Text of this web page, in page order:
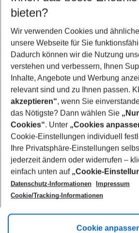
09.08.26– 07.08.27 5-8 Nächte
2 Erwachsene Keine Kinder
Mehr Filter
Footer
Footer navigation
Über uns
AGB
Cookie-Einstellungen ändern
Cookie-Richtlinie
Datenschutz
Service & Hilfe
Barrierefreies Reisen
Check-in
Flugbeschränkungen
Folgen Sie uns
bieten?
Wir verwenden Cookies und
unsere Webseite für Sie
Dadurch können wir die Nutzung
verstehen und verbessern, Ihnen
Inhalte, Angebote und Werbung
relevant sind und zu Ihnen passen.
akzeptieren“, wenn Sie
das Nötigste? Dann wählen Sie
Cookies“. Unter „Cookies
Cookie-Einstellungen individuell
Ihre Privatsphäre-Einstellungen
jederzeit ändern oder widerrufen –
einfach unten auf „Cookie-
Datenschutz-Informationen
Impressum
Cookie/Tracking-Informationen
Cookie